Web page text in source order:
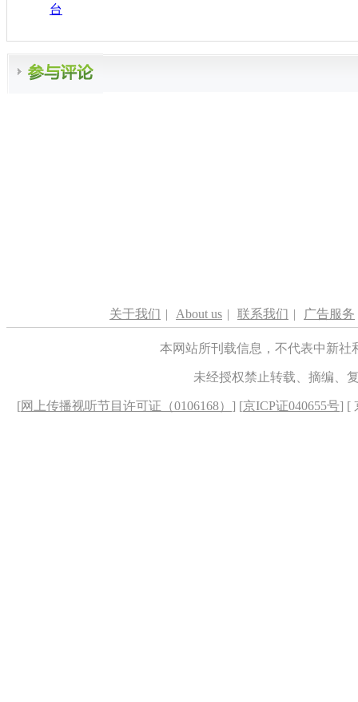
台
关于我们 | About us | 联系我们 | 广告服务
本网站所刊载信息，不代表中新
未经授权禁止转载、摘编、
[网上传播视听节目许可证（0106168） ] [京ICP证040655号] [